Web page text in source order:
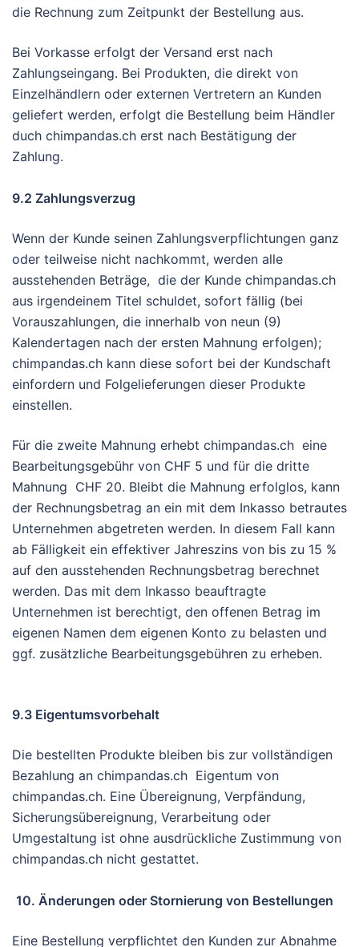
die Rechnung zum Zeitpunkt der Bestellung aus.
Bei Vorkasse erfolgt der Versand erst nach
Zahlungseingang. Bei Produkten, die direkt von
Einzelhändlern oder externen Vertretern an Kunden
geliefert werden, erfolgt die Bestellung beim Händler
duch chimpandas.ch erst nach Bestätigung der
Zahlung.
9.2 Zahlungsverzug
Wenn der Kunde seinen Zahlungsverpflichtungen ganz
oder teilweise nicht nachkommt, werden alle
ausstehenden Beträge, die der Kunde chimpandas.ch
aus irgendeinem Titel schuldet, sofort fällig (bei
Vorauszahlungen, die innerhalb von neun (9)
Kalendertagen nach der ersten Mahnung erfolgen);
chimpandas.ch kann diese sofort bei der Kundschaft
einfordern und Folgelieferungen dieser Produkte
einstellen.
Für die zweite Mahnung erhebt chimpandas.ch eine
Bearbeitungsgebühr von CHF 5 und für die dritte
Mahnung CHF 20. Bleibt die Mahnung erfolglos, kann
der Rechnungsbetrag an ein mit dem Inkasso betrautes
Unternehmen abgetreten werden. In diesem Fall kann
ab Fälligkeit ein effektiver Jahreszins von bis zu 15 %
auf den ausstehenden Rechnungsbetrag berechnet
werden. Das mit dem Inkasso beauftragte
Unternehmen ist berechtigt, den offenen Betrag im
eigenen Namen dem eigenen Konto zu belasten und
ggf. zusätzliche Bearbeitungsgebühren zu erheben.
9.3 Eigentumsvorbehalt
Die bestellten Produkte bleiben bis zur vollständigen
Bezahlung an chimpandas.ch Eigentum von
chimpandas.ch. Eine Übereignung, Verpfändung,
Sicherungsübereignung, Verarbeitung oder
Umgestaltung ist ohne ausdrückliche Zustimmung von
chimpandas.ch nicht gestattet.
10. Änderungen oder Stornierung von Bestellungen
Eine Bestellung verpflichtet den Kunden zur Abnahme